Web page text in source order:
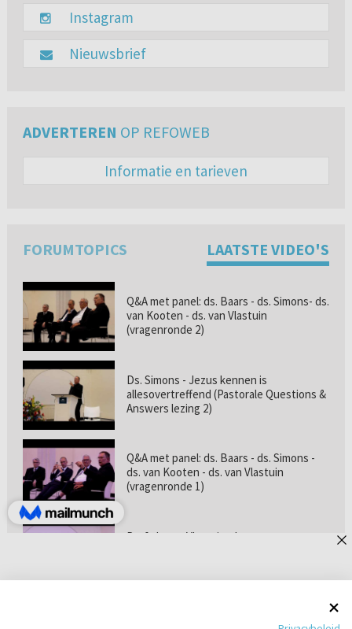
Instagram
Nieuwsbrief
ADVERTEREN OP REFOWEB
Informatie en tarieven
FORUMTOPICS LAATSTE VIDEO'S
Q&A met panel: ds. Baars - ds. Simons- ds.
van Kooten - ds. van Vlastuin
(vragenronde 2)
Ds. Simons - Jezus kennen is
allesovertreffend (Pastorale Questions &
Answers lezing 2)
Q&A met panel: ds. Baars - ds. Simons -
ds. van Kooten - ds. van Vlastuin
(vragenronde 1)
Prof. dr. van Vlastuin - Is